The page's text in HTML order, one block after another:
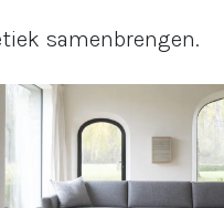
samenbrengen.